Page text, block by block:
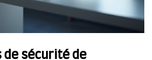
de sécurité de